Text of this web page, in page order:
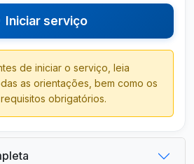
Iniciar serviço
de iniciar o serviço, leia
as orientações, bem como os
obrigatórios.